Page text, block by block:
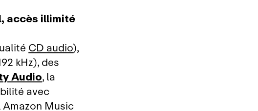
accès illimité
CD audio),
kHz), des
Audio, la
avec
Music